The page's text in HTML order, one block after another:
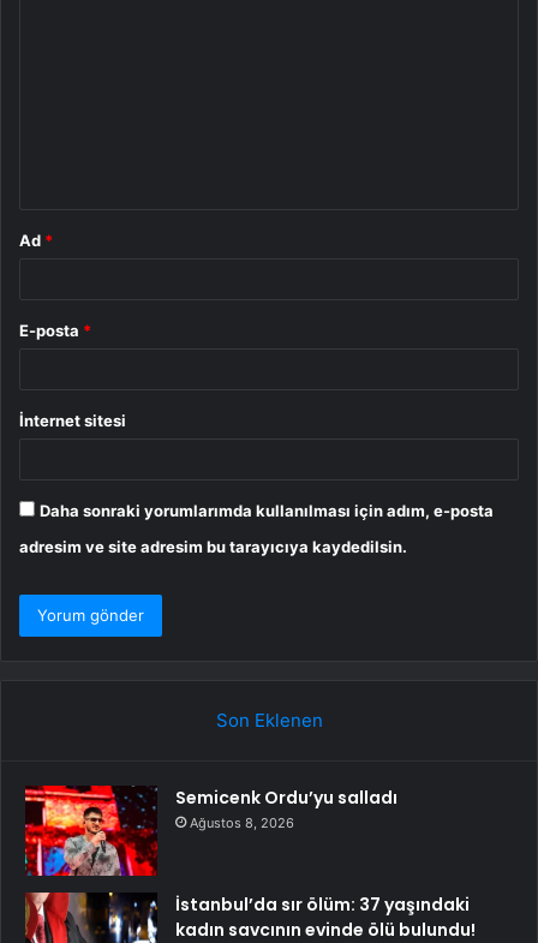
Ad *
E-posta *
İnternet sitesi
Daha sonraki yorumlarımda kullanılması için adım, e-posta
adresim ve site adresim bu tarayıcıya kaydedilsin.
Son Eklenen
Semicenk Ordu’yu salladı
Ağustos 8, 2026
İstanbul’da sır ölüm: 37 yaşındaki
kadın savcının evinde ölü bulundu!